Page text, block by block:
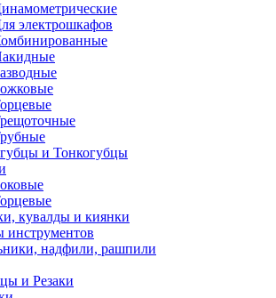
электрошкафов
и Тонкогубцы
кувалды и киянки
инструментов
надфили, рашпили
и Резаки